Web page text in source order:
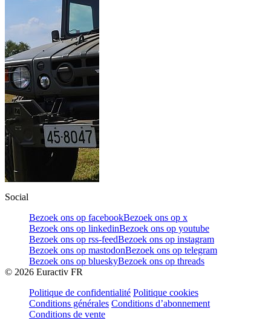
Social
Bezoek ons op facebookBezoek ons op x
Bezoek ons op linkedinBezoek ons op youtube
Bezoek ons op rss-feedBezoek ons op instagram
Bezoek ons op mastodonBezoek ons op telegram
Bezoek ons op blueskyBezoek ons op threads
© 2026 Euractiv FR
Politique de confidentialité Politique cookies
Conditions générales Conditions d’abonnement
Conditions de vente